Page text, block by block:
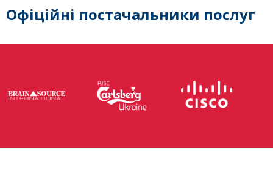
Офіційні постачальники послуг